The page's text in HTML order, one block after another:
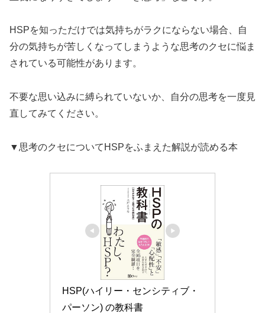
HSPを知っただけでは気持ちがラクにならない場合、自
分の気持ちが苦しくなってしまうような思考のクセに悩ま
されている可能性があります。
不要な思い込みに縛られていないか、自分の思考を一度見
直してみてください。
▼思考のクセについてHSPをふまえた解説が読める本
HSP(ハイリー・センシティブ・
パーソン) の教科書